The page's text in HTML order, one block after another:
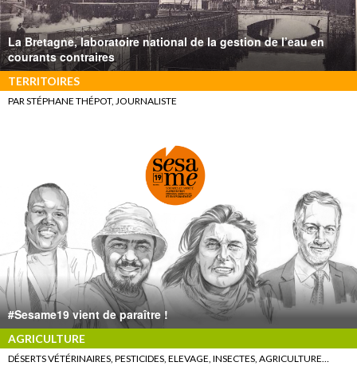
La Bretagne, laboratoire national de la gestion de l’eau en
courants contraires
TERRITOIRES
PAR STÉPHANE THÉPOT, JOURNALISTE
#Sesame19 vient de paraître !
AGRICULTURE
DÉSERTS VÉTÉRINAIRES, PESTICIDES, ELEVAGE, INSECTES, AGRICULTURE…